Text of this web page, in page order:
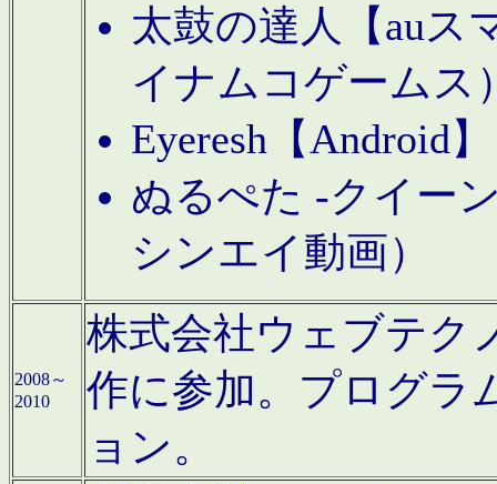
太鼓の達人【auス
イナムコゲームス
Eyeresh【Android
ぬるぺた -クイー
シンエイ動画）
2008～
2010
株式会社ウェブテク
作に参加。プログラ
ョン。